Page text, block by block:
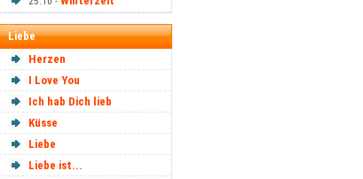
Liebe
Herzen
I Love You
Ich hab Dich lieb
Küsse
Liebe
Liebe ist...